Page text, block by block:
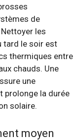
de
les
tard le soir est
thermiques entre
chauds. Une
une
prolonge la durée
solaire.
moyen